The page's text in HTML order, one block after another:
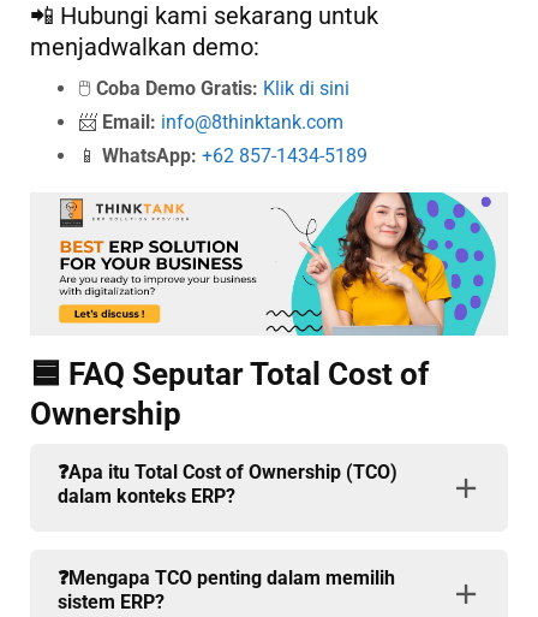
📲 Hubungi kami sekarang untuk
menjadwalkan demo:
🖱️ Coba Demo Gratis: Klik di sini
📨 Email: info@8thinktank.com
📱 WhatsApp: +62 857-1434-5189
🟦 FAQ Seputar Total Cost of
Ownership
❓Apa itu Total Cost of Ownership (TCO)
dalam konteks ERP?
❓Mengapa TCO penting dalam memilih
sistem ERP?